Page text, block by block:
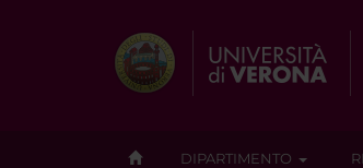
DIPARTIMENTO